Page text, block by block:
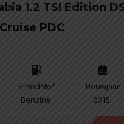
1.2 TSI Edition
PDC
Brandstof
Benzine
Bouwjaar
2015